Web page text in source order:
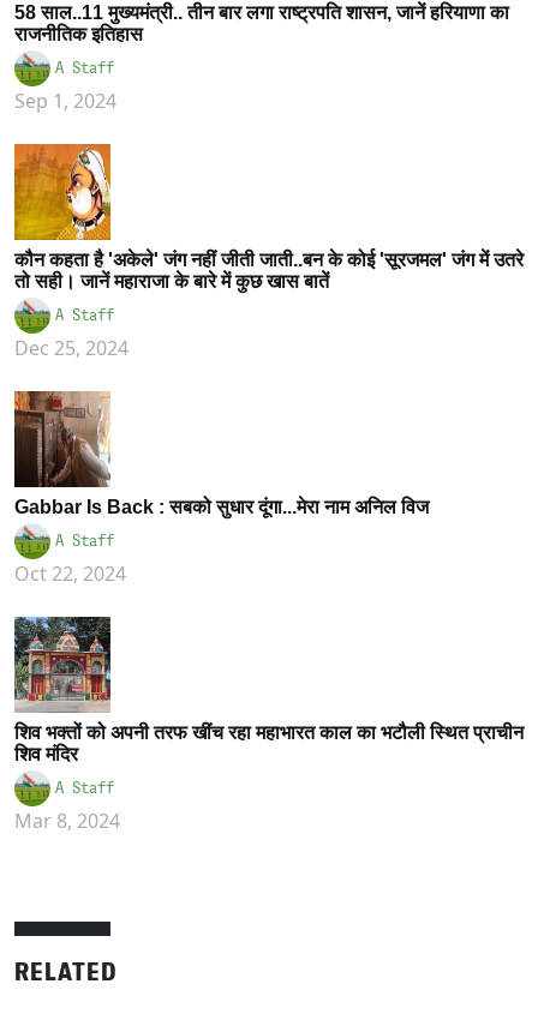
58 साल..11 मुख्यमंत्री.. तीन बार लगा राष्ट्रपति शासन, जानें हरियाणा का
राजनीतिक इतिहास
A Staff
Sep 1, 2024
कौन कहता है 'अकेले' जंग नहीं जीती जाती..बन के कोई 'सूरजमल' जंग में उतरे
तो सही। जानें महाराजा के बारे में कुछ खास बातें
A Staff
Dec 25, 2024
Gabbar Is Back : सबको सुधार दूंगा...मेरा नाम अनिल विज
A Staff
Oct 22, 2024
शिव भक्तों को अपनी तरफ खींच रहा महाभारत काल का भटौली स्थित प्राचीन
शिव मंदिर
A Staff
Mar 8, 2024
RELATED